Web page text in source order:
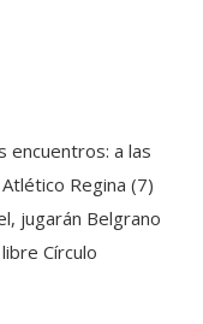
encuentros: a las
Regina (7)
jugarán Belgrano
Círculo